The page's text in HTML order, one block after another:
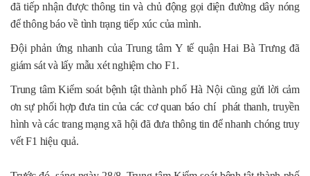
đã tiếp nhận được thông tin và chủ động gọi điện đường dây nóng
để thông báo về tình trạng tiếp xúc của mình.
Đội phản ứng nhanh của Trung tâm Y tế quận Hai Bà Trưng đã
giám sát và lấy mẫu xét nghiệm cho F1.
Trung tâm Kiểm soát bệnh tật thành phố Hà Nội cũng gửi lời cảm
ơn sự phối hợp đưa tin của các cơ quan báo chí phát thanh, truyền
hình và các trang mạng xã hội đã đưa thông tin để nhanh chóng truy
vết F1 hiệu quả.